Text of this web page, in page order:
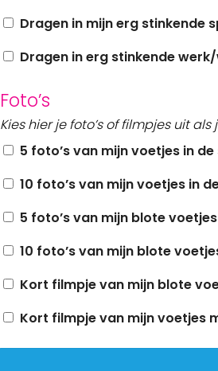
Dragen in mijn erg stinkende
Dragen in erg stinkende
Foto’s
Kies hier je foto’s of filmpjes uit
5 foto’s van mijn voetjes in
10 foto’s van mijn voetjes in
5 foto’s van mijn blote
10 foto’s van mijn blote
Kort filmpje van mijn blote
Kort filmpje van mijn voetjes